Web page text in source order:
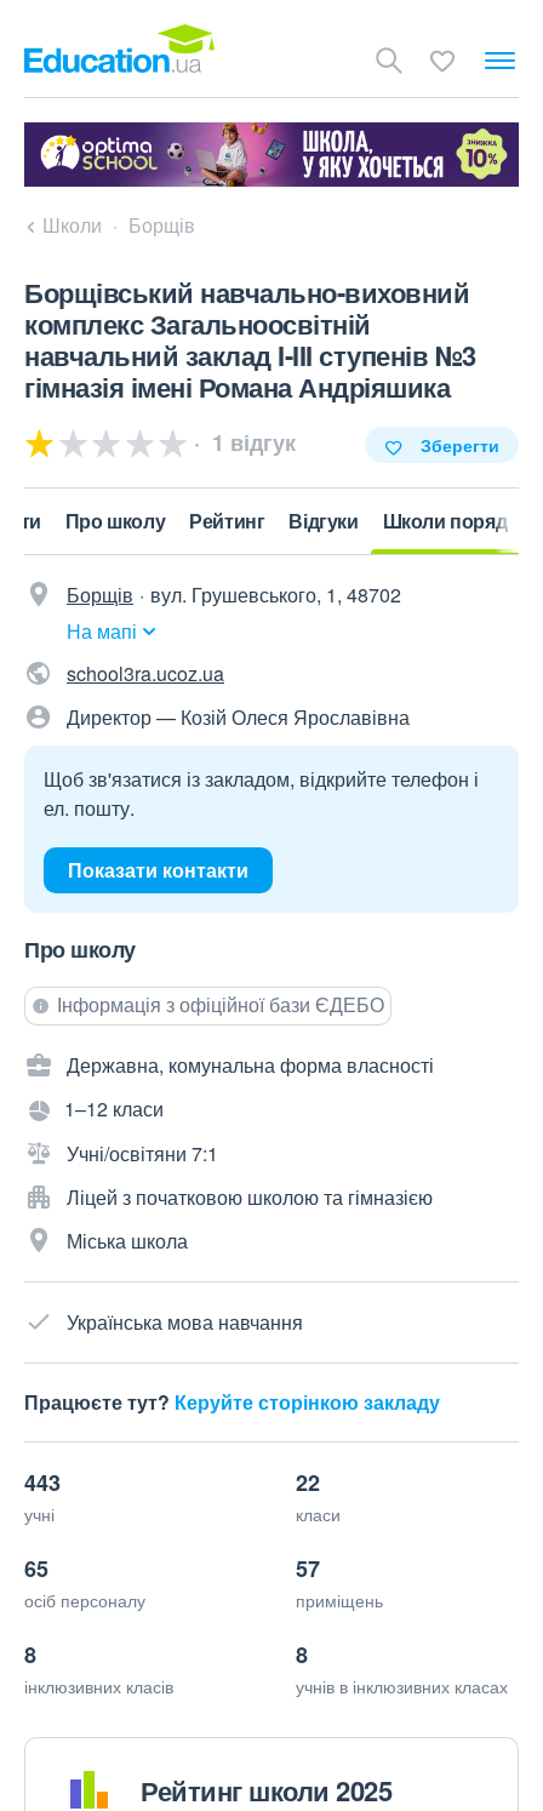
Школи Борщів
Борщівський навчально-виховний
комплекс Загальноосвітній
навчальний заклад I-III ступенів №3
гімназія імені Романа Андріяшика
1 відгук Зберегти
Про школу Рейтинг Відгуки Школи поряд
Борщів
вул. Грушевського, 1, 48702
На мапі
school3ra.ucoz.ua
Директор — Козій Олеся Ярославівна
Щоб зв'язатися із закладом, відкрийте телефон і
ел. пошту.
Показати контакти
Про школу
Інформація з офіційної бази ЄДЕБО
Державна, комунальна форма власності
1–12 класи
Учні/освітяни 7:1
Ліцей з початковою школою та гімназією
Міська школа
Українська мова навчання
Працюєте тут? Керуйте сторінкою закладу
443
учні
22
класи
65
осіб персоналу
57
приміщень
8
інклюзивних класів
8
учнів в інклюзивних класах
Рейтинг школи 2025